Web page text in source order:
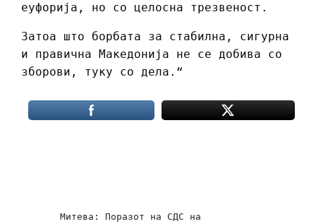
еуфорија, но со целосна трезвеност.
Затоа што борбата за стабилна, сигурна
и правична Македонија не се добива со
зборови, туку со дела.“
Митева: Поразот на СДС на